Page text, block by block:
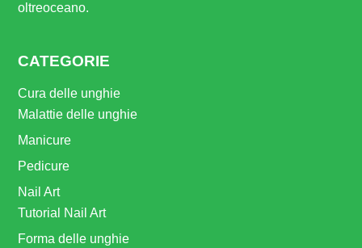
oltreoceano.
CATEGORIE
Cura delle unghie
Malattie delle unghie
Manicure
Pedicure
Nail Art
Tutorial Nail Art
Forma delle unghie